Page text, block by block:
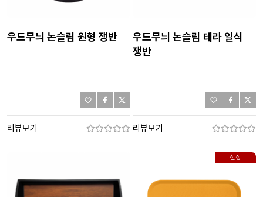
우드무늬 논슬립 원형 쟁반
리뷰보기
우드무늬 논슬립 테라 일식
쟁반
리뷰보기
신상